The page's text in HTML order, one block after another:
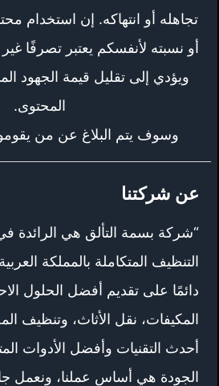
تجاهله أو انتهاكه. إن استخدام
أو نسبته لأنفسكم يعتبر تصرفًا
ويؤدي إلى تقليل قيمة الجهود
المحتوى.
وسوف يتم البلاغ عن من
عن شركتنا
“شركة بسمة التألق هي الرائدة
التنظيف المتكاملة بالمملكة
دائمًا على تقديم أفضل الحلول
المكيفات، نقل الأثاث، وتنظيف
أحدث التقنيات وأفضل الأدوات
الجودة هي أساس عملنا، ونعمل